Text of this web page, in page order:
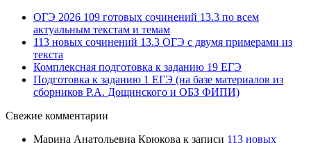
ОГЭ 2026 109 готовых сочинений 13.3 по всем
актуальным текстам и темам
113 новых сочинений 13.3 ОГЭ с двумя примерами из
текста
Комплексная подготовка к заданию 19 ЕГЭ
Подготовка к заданию 1 ЕГЭ (на базе материалов из
сборников Р.А. Дощинского и ОБЗ ФИПИ)
Свежие комментарии
Марина Анатольевна Крюкова к записи 113 новых